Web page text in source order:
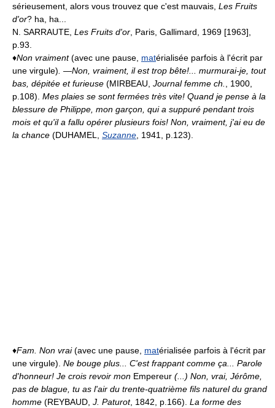
sérieusement, alors vous trouvez que c'est mauvais, Les Fruits
d'or? ha, ha...
N. SARRAUTE, Les Fruits d'or , Paris, Gallimard, 1969 [1963],
p.93.
♦Non vraiment(avec une pause, matérialisée parfois à l'écrit par
une virgule) —Non, vraiment, il est trop bête!... murmurai-je, tout
bas, dépitée et furieuse (MIRBEAU, Journal femme ch.
, 1900,
p.108). Mes plaies se sont fermées très vite! Quand je pense à la
blessure de Philippe, mon garçon, qui a suppuré pendant trois
mois et qu'il a fallu opérer plusieurs fois! Non, vraiment, j'ai eu de
la chance (DUHAMEL, Suzanne , 1941, p.123).
♦Fam. Non vrai(avec une pause, matérialisée parfois à l'écrit par
une virgule). Ne bouge plus... C'est frappant comme ça... Parole
d'honneur! Je crois revoir mon Empereur (...) Non, vrai, Jérôme,
pas de blague, tu as l'air du trente-quatrième fils naturel du grand
homme (REYBAUD, J. Paturot, 1842, p.166). La forme des